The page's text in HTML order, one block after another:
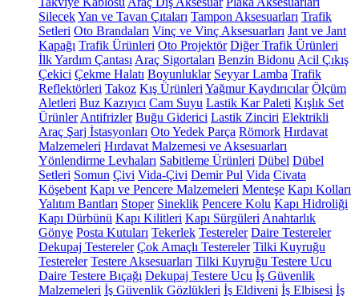
SilecekYan ve Tavan Çıtaları Tampon Aksesuarları Trafik
Setleri Oto Brandaları Vinç ve Vinç Aksesuarları Jant ve Jant
Kapağı Trafik Ürünleri Oto Projektör Diğer Trafik Ürünleri
İlk Yardım Çantası Araç Sigortaları Benzin Bidonu Acil Çıkış
Çekici Çekme Halatı Boyunluklar Seyyar Lamba Trafik
Reflektörleri Takoz Kış Ürünleri Yağmur Kaydırıcılar Ölçüm
Aletleri Buz Kazıyıcı Cam Suyu Lastik Kar Paleti Kışlık Set
Ürünler Antifrizler Buğu Giderici Lastik Zinciri Elektrikli
Araç Şarj İstasyonları Oto Yedek Parça Römork Hırdavat
Malzemeleri Hırdavat Malzemesi ve Aksesuarları
Yönlendirme Levhaları Sabitleme Ürünleri Dübel Dübel
Setleri Somun Çivi Vida-Çivi Demir Pul Vida Civata
Köşebent Kapı ve Pencere Malzemeleri Menteşe Kapı Kolları
Yalıtım Bantları Stoper Sineklik Pencere Kolu Kapı Hidroliği
Kapı Dürbünü Kapı Kilitleri Kapı Sürgüleri Anahtarlık
Gönye Posta Kutuları Tekerlek Testereler Daire Testereler
Dekupaj Testereler Çok Amaçlı Testereler Tilki Kuyruğu
Testereler Testere Aksesuarları Tilki Kuyruğu Testere Ucu
Daire Testere Bıçağı Dekupaj Testere Ucu İş Güvenlik
Malzemeleri İş Güvenlik Gözlükleri İş Eldiveni İş Elbisesi İş